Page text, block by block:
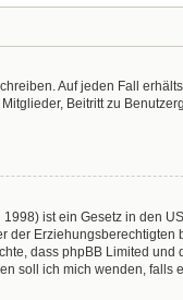
Auf jeden Fall
Beitritt zu
ist ein Gesetz in den
der Erziehungsberechtigten
dass phpBB Limited und
soll ich mich wenden, falls